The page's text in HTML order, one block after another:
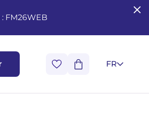
FM26WEB
FR